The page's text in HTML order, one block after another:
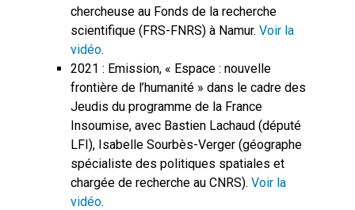
chercheuse au Fonds de la recherche
scientifique (FRS-FNRS) à Namur. Voir la
vidéo.
2021 : Emission, « Espace : nouvelle
frontière de l’humanité » dans le cadre des
Jeudis du programme de la France
Insoumise, avec Bastien Lachaud (député
LFI), Isabelle Sourbès-Verger (géographe
spécialiste des politiques spatiales et
chargée de recherche au CNRS). Voir la
vidéo.